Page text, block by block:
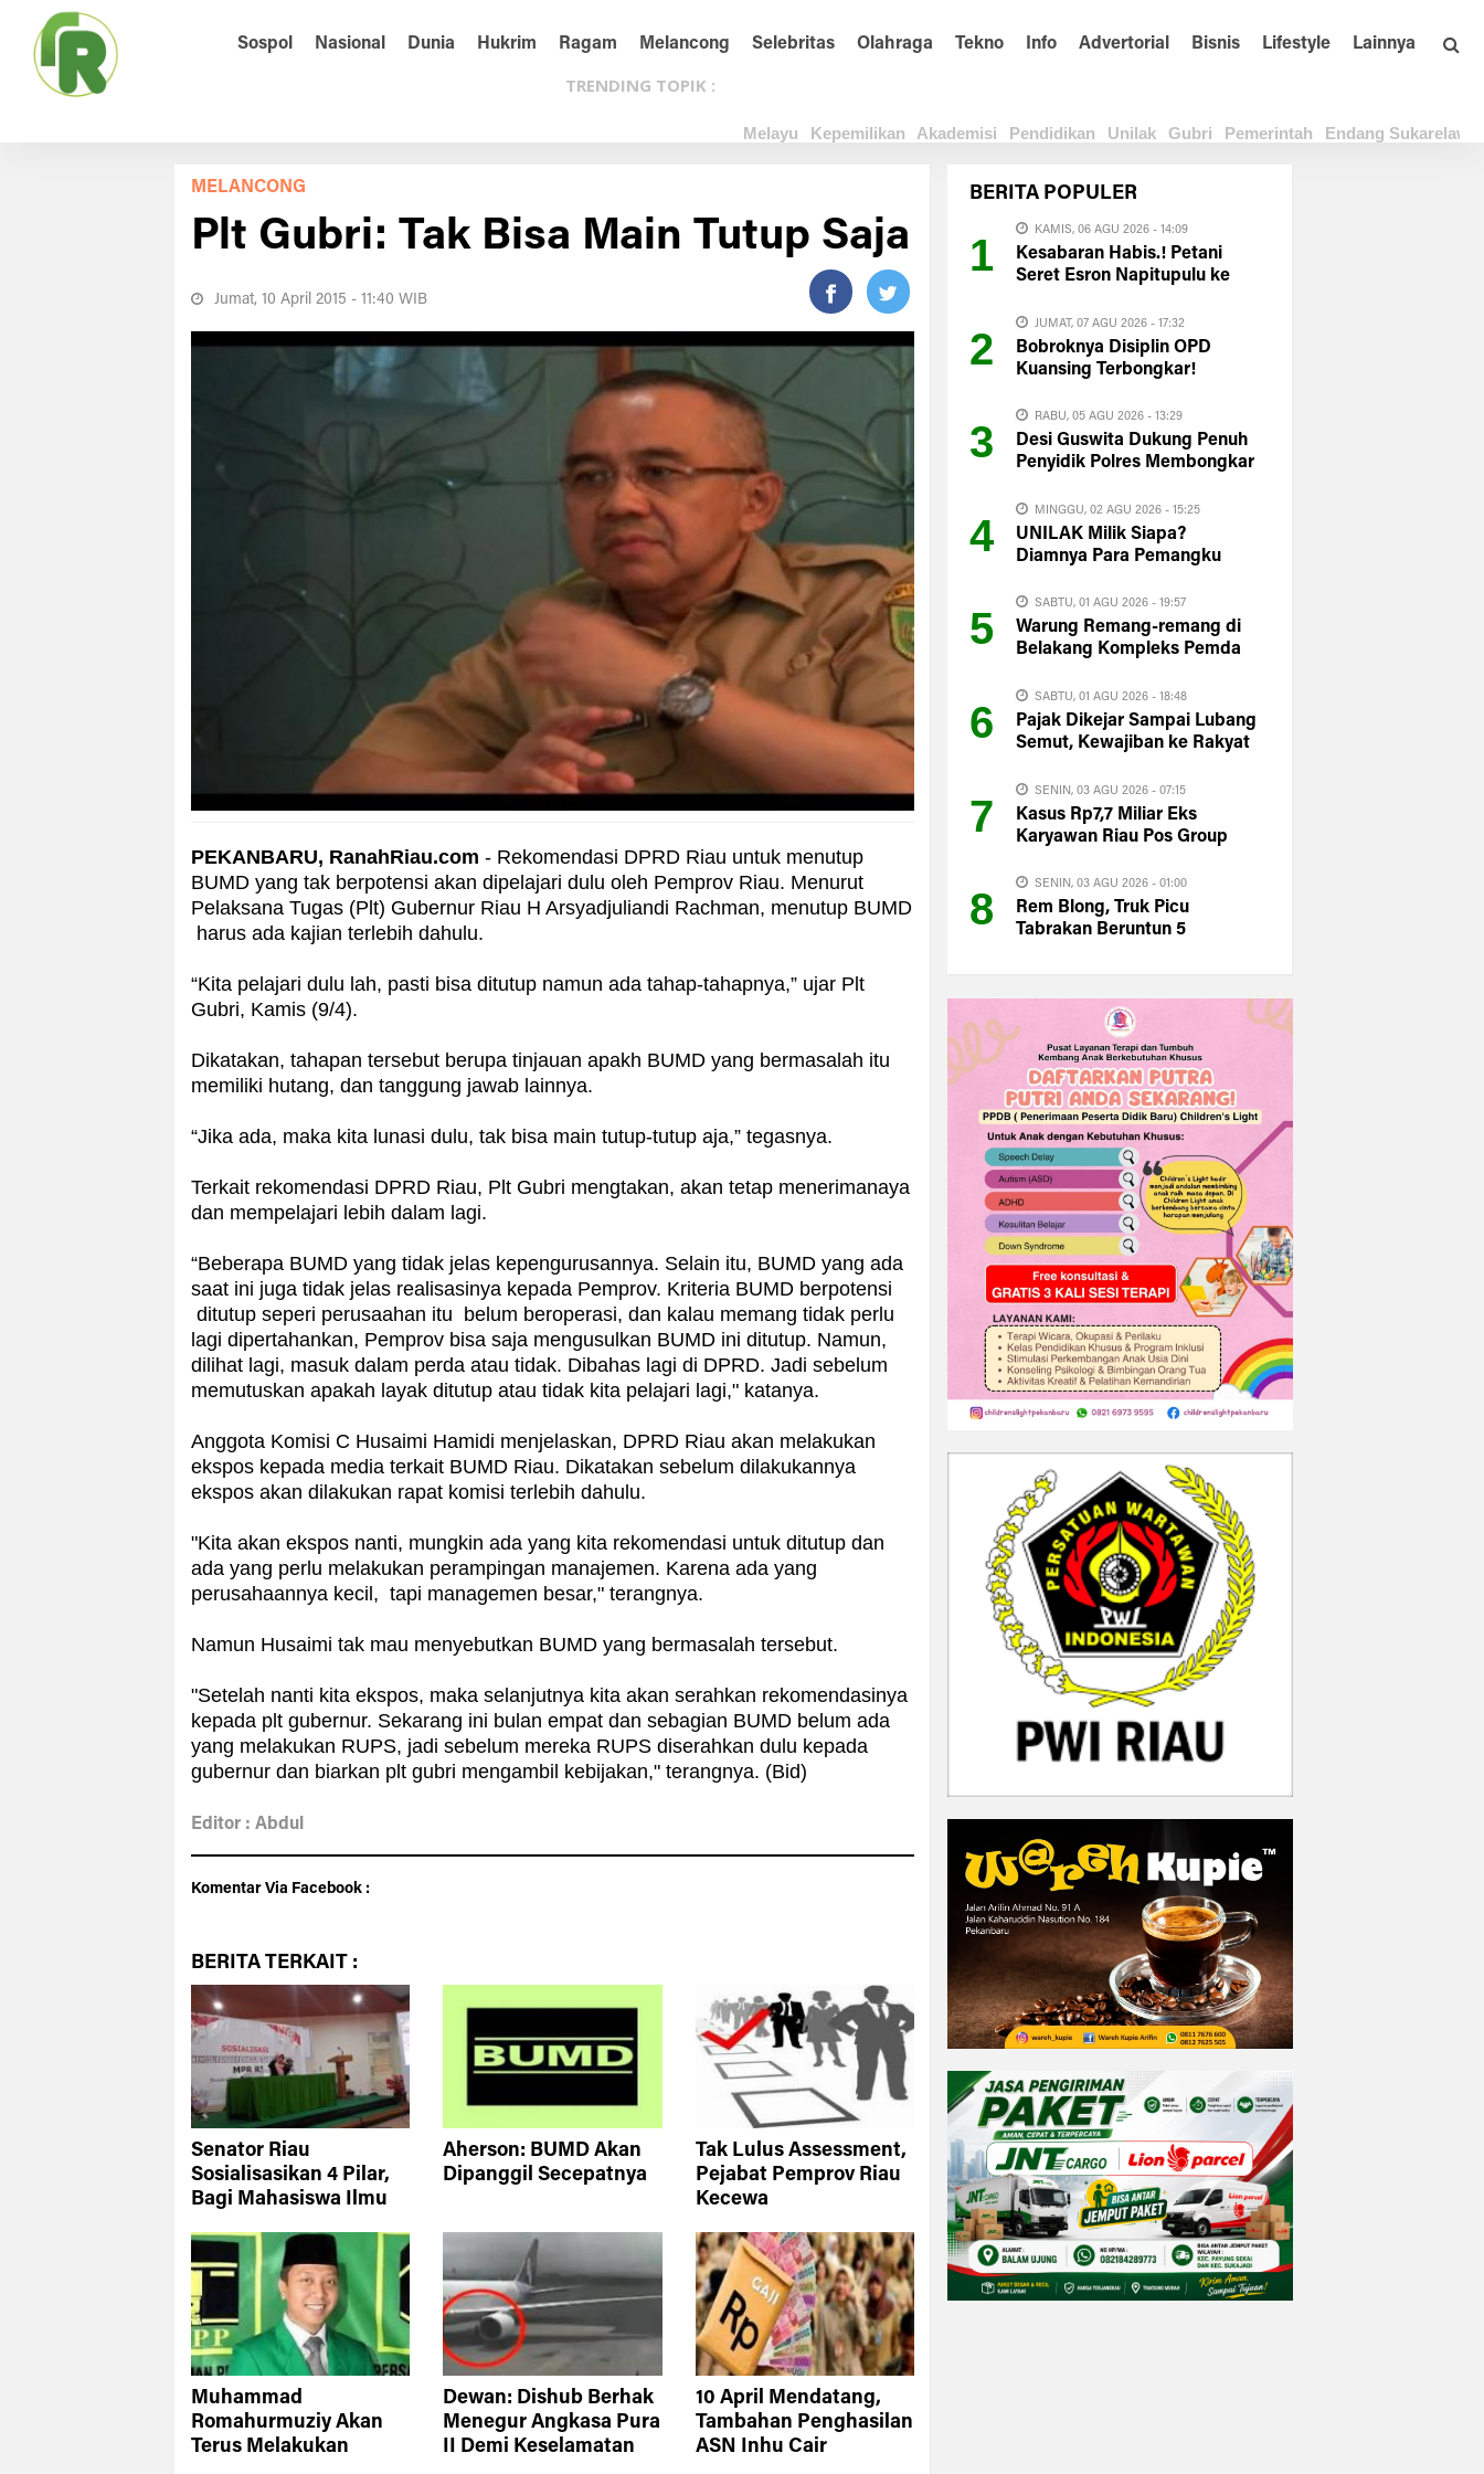
Sospol Nasional Dunia Hukrim Ragam Melancong Selebritas Olahraga Tekno Info Advertorial Bisnis Lifestyle Lainnya
TRENDING TOPIK :
Melayu Kepemilikan Akademisi Pendidikan Unilak Gubri Pemerintah Endang
MELANCONG
Plt Gubri: Tak Bisa Main Tutup Saja
Jumat, 10 April 2015 - 11:40 WIB
PEKANBARU, RanahRiau.com - Rekomendasi DPRD Riau untuk menutup
BUMD yang tak berpotensi akan dipelajari dulu oleh Pemprov Riau. Menurut
Pelaksana Tugas (Plt) Gubernur Riau H Arsyadjuliandi Rachman, menutup BUMD
harus ada kajian terlebih dahulu.
“Kita pelajari dulu lah, pasti bisa ditutup namun ada tahap-tahapnya,” ujar Plt
Gubri, Kamis (9/4).
Dikatakan, tahapan tersebut berupa tinjauan apakh BUMD yang bermasalah itu
memiliki hutang, dan tanggung jawab lainnya.
“Jika ada, maka kita lunasi dulu, tak bisa main tutup-tutup aja,” tegasnya.
Terkait rekomendasi DPRD Riau, Plt Gubri mengtakan, akan tetap menerimanaya
dan mempelajari lebih dalam lagi.
“Beberapa BUMD yang tidak jelas kepengurusannya. Selain itu, BUMD yang ada
saat ini juga tidak jelas realisasinya kepada Pemprov. Kriteria BUMD berpotensi
ditutup seperi perusaahan itu belum beroperasi, dan kalau memang tidak perlu
lagi dipertahankan, Pemprov bisa saja mengusulkan BUMD ini ditutup. Namun,
dilihat lagi, masuk dalam perda atau tidak. Dibahas lagi di DPRD. Jadi sebelum
memutuskan apakah layak ditutup atau tidak kita pelajari lagi," katanya.
Anggota Komisi C Husaimi Hamidi menjelaskan, DPRD Riau akan melakukan
ekspos kepada media terkait BUMD Riau. Dikatakan sebelum dilakukannya
ekspos akan dilakukan rapat komisi terlebih dahulu.
"Kita akan ekspos nanti, mungkin ada yang kita rekomendasi untuk ditutup dan
ada yang perlu melakukan perampingan manajemen. Karena ada yang
perusahaannya kecil, tapi managemen besar," terangnya.
Namun Husaimi tak mau menyebutkan BUMD yang bermasalah tersebut.
"Setelah nanti kita ekspos, maka selanjutnya kita akan serahkan rekomendasinya
kepada plt gubernur. Sekarang ini bulan empat dan sebagian BUMD belum ada
yang melakukan RUPS, jadi sebelum mereka RUPS diserahkan dulu kepada
gubernur dan biarkan plt gubri mengambil kebijakan," terangnya. (Bid)
Editor : Abdul
Komentar Via Facebook :
BERITA TERKAIT :
Senator Riau
Sosialisasikan 4 Pilar,
Bagi Mahasiswa Ilmu
Aherson: BUMD Akan
Dipanggil Secepatnya
Tak Lulus Assessment,
Pejabat Pemprov Riau
Kecewa
Muhammad
Romahurmuziy Akan
Terus Melakukan
Dewan: Dishub Berhak
Menegur Angkasa Pura
II Demi Keselamatan
10 April Mendatang,
Tambahan Penghasilan
ASN Inhu Cair
BERITA POPULER
1
KAMIS, 06 AGU 2026 - 14:09
Kesabaran Habis.! Petani
Seret Esron Napitupulu ke
2
JUMAT, 07 AGU 2026 - 17:32
Bobroknya Disiplin OPD
Kuansing Terbongkar!
Harus Evaluasi Total
3
RABU, 05 AGU 2026 - 13:29
Desi Guswita Dukung Penuh
Penyidik Polres Membongkar
4
MINGGU, 02 AGU 2026 - 15:25
UNILAK Milik Siapa?
Diamnya Para Pemangku
Memperbesar Kecurigaan
Publik
5
SABTU, 01 AGU 2026 - 19:57
Warung Remang-remang di
Belakang Kompleks Pemda
Satpol PP
6
SABTU, 01 AGU 2026 - 18:48
Pajak Dikejar Sampai Lubang
Semut, Kewajiban ke Rakyat
Kuansing?
7
SENIN, 03 AGU 2026 - 07:15
Kasus Rp7,7 Miliar Eks
Karyawan Riau Pos Group
langsung Turun Tangan
8
SENIN, 03 AGU 2026 - 01:00
Rem Blong, Truk Picu
Tabrakan Beruntun 5